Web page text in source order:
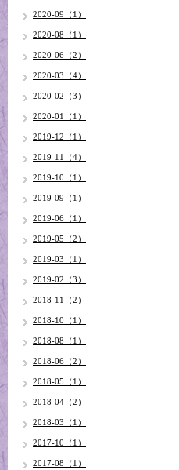
2020-09（1）
2020-08（1）
2020-06（2）
2020-03（4）
2020-02（3）
2020-01（1）
2019-12（1）
2019-11（4）
2019-10（1）
2019-09（1）
2019-06（1）
2019-05（2）
2019-03（1）
2019-02（3）
2018-11（2）
2018-10（1）
2018-08（1）
2018-06（2）
2018-05（1）
2018-04（2）
2018-03（1）
2017-10（1）
2017-08（1）